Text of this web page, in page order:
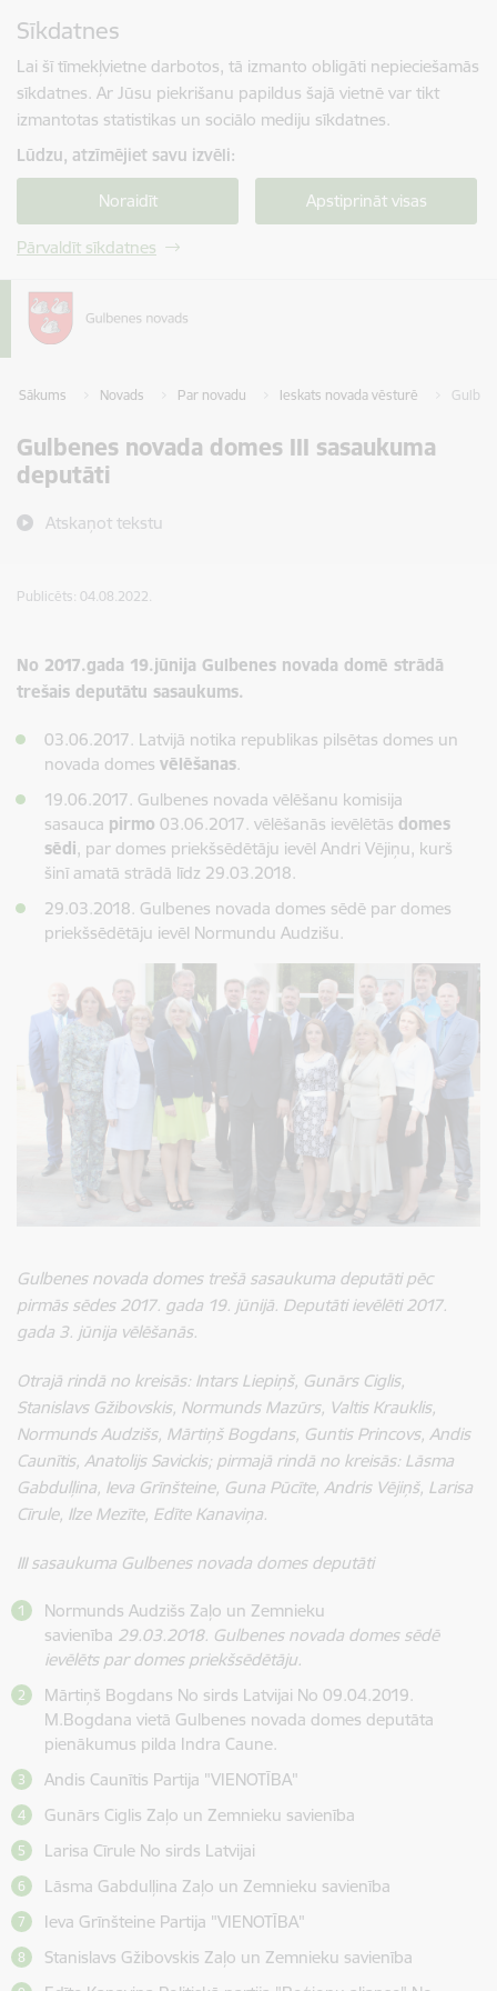
Sīkdatnes
Lai šī tīmekļvietne darbotos, tā izmanto obligāti nepieciešamās
sīkdatnes. Ar Jūsu piekrišanu papildus šajā vietnē var tikt
izmantotas statistikas un sociālo mediju sīkdatnes.
Lūdzu, atzīmējiet savu izvēli:
Noraidīt Apstiprināt visas
Pārvaldīt sīkdatnes
Sākums Novads Par novadu Ieskats novada vēsturē
Gulbenes novada domes III sasaukuma
deputāti
Atskaņot tekstu
Publicēts: 04.08.2022.
No 2017.gada 19.jūnija Gulbenes novada domē strādā
trešais deputātu sasaukums.
03.06.2017. Latvijā notika republikas pilsētas domes un
novada domes vēlēšanas.
19.06.2017. Gulbenes novada vēlēšanu komisija
sasauca pirmo 03.06.2017. vēlēšanās ievēlētās domes
sēdi, par domes priekšsēdētāju ievēl Andri Vējiņu, kurš
šinī amatā strādā līdz 29.03.2018.
29.03.2018. Gulbenes novada domes sēdē par domes
priekšsēdētāju ievēl Normundu Audzišu.
Gulbenes novada domes trešā sasaukuma deputāti pēc
pirmās sēdes 2017. gada 19. jūnijā. Deputāti ievēlēti 2017.
gada 3. jūnija vēlēšanās.
Otrajā rindā no kreisās: Intars Liepiņš, Gunārs Ciglis,
Stanislavs Gžibovskis, Normunds Mazūrs, Valtis Krauklis,
Normunds Audzišs, Mārtiņš Bogdans, Guntis Princovs, Andis
Caunītis, Anatolijs Savickis; pirmajā rindā no kreisās: Lāsma
Gabdulļina, Ieva Grīnšteine, Guna Pūcīte, Andris Vējiņš, Larisa
Cīrule, Ilze Mezīte, Edīte Kanaviņa.
III sasaukuma Gulbenes novada domes deputāti
Normunds Audzišs Zaļo un Zemnieku
savienība 29.03.2018. Gulbenes novada domes sēdē
ievēlēts par domes priekšsēdētāju.
Mārtiņš Bogdans No sirds Latvijai No 09.04.2019.
M.Bogdana vietā Gulbenes novada domes deputāta
pienākumus pilda Indra Caune.
Andis Caunītis Partija "VIENOTĪBA"
Gunārs Ciglis Zaļo un Zemnieku savienība
Larisa Cīrule No sirds Latvijai
Lāsma Gabdulļina Zaļo un Zemnieku savienība
Ieva Grīnšteine Partija "VIENOTĪBA"
Stanislavs Gžibovskis Zaļo un Zemnieku savienība